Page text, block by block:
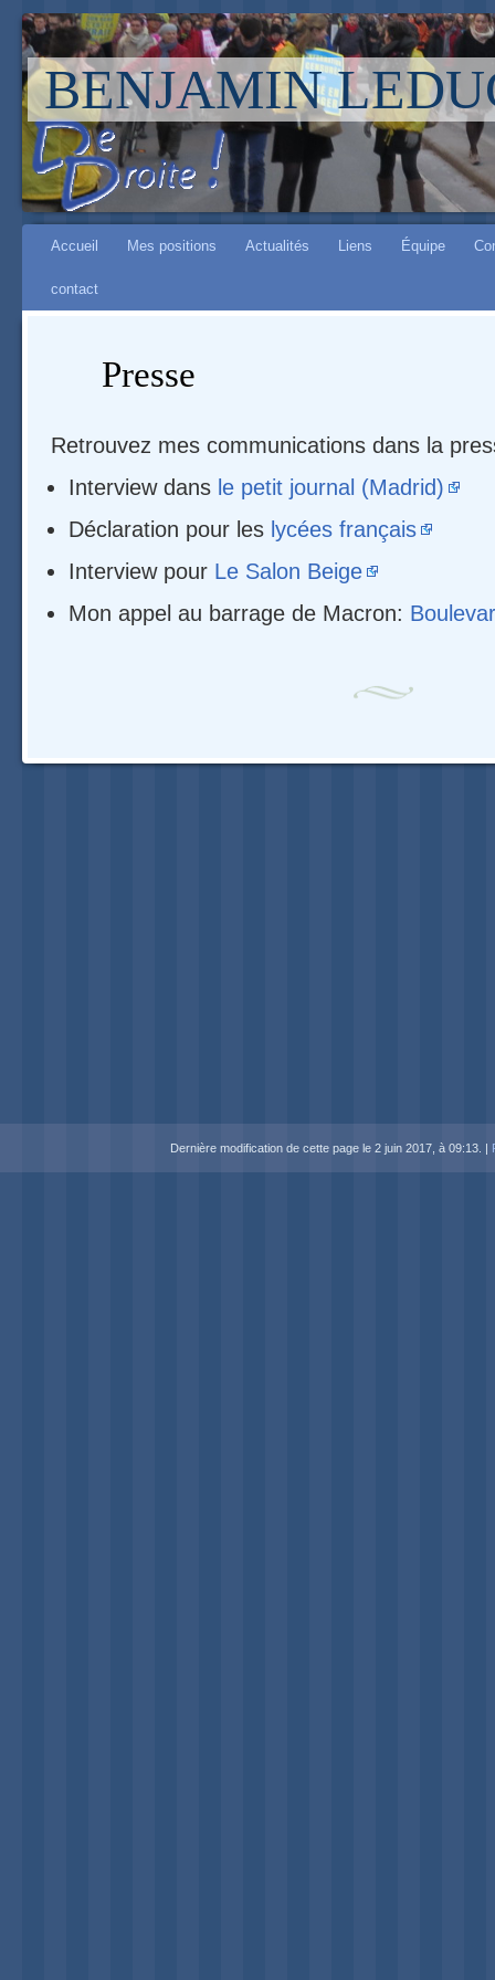
BENJAMIN
Aller à :
navigation
Accueil Mes positions Actualités Liens Équipe
contact
Presse
Retrouvez mes communications dans la
Interview dans le petit journal (Madrid)
Déclaration pour les lycées français
Interview pour Le Salon Beige
Mon appel au barrage de Macron:
Navigation
Dernière modification de cette page le 2 juin 2017, à 09:13.